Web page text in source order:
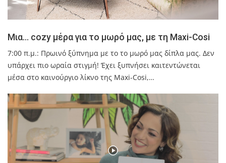
Μια… cozy μέρα για το μωρό μας, με τη Maxi-Cosi
7:00 π.μ.: Πρωινό ξύπνημα με το το μωρό μας δίπλα μας. Δεν
υπάρχει πιο ωραία στιγμή! Έχει ξυπνήσει καιτεντώνεται
μέσα στο καινούργιo λίκνο της Maxi-Cosi,…